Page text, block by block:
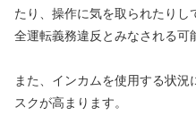
たり、操作に気を取られたり
全運転義務違反とみなされる可
また、インカムを使用する状況
スクが高まります。